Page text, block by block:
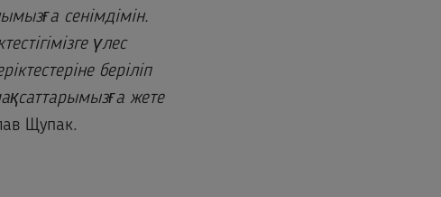
сенімдімін.
үлес
беріліп
жете
Щупак.